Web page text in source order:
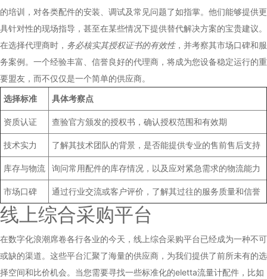
的培训，对各类配件的安装、调试及常见问题了如指掌。他们能够提供更
具针对性的现场指导，甚至在某些情况下提供替代解决方案的宝贵建议。
在选择代理商时， 务必核实其授权证书的有效性，并考察其市场口碑和服
务案例。一个经验丰富、信誉良好的代理商，将成为您设备稳定运行的重
要盟友，而不仅仅是一个简单的供应商。
选择标准
具体考察点
资质认证 查验官方颁发的授权书，确认授权范围和有效期
技术实力 了解其技术团队的背景，是否能提供专业的售前售后支持
库存与物流 询问常用配件的库存情况，以及应对紧急需求的物流能力
市场口碑 通过行业交流或客户评价，了解其过往的服务质量和信誉
线上综合采购平台
在数字化浪潮席卷各行各业的今天，线上综合采购平台已经成为一种不可
或缺的渠道。这些平台汇聚了海量的供应商，为我们提供了前所未有的选
择空间和比价机会。当您需要寻找一些标准化的eletta流量计配件，比如